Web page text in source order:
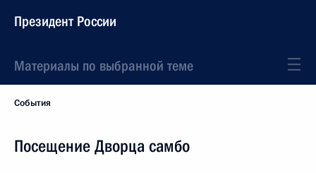
Президент России
Материалы по выбранной теме
События
Посещение Дворца самбо